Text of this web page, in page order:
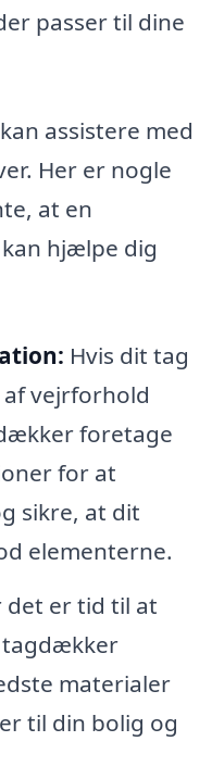
passer til dine
assistere med
Her er nogle
at en
hjælpe dig
Hvis dit tag
vejrforhold
foretage
for at
sikre, at dit
elementerne.
det er tid til at
tagdækker
materialer
til din bolig og